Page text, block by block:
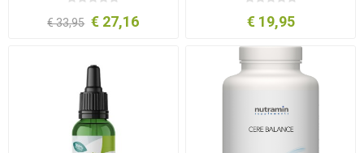
€ 33,95 € 27,16 € 19,95